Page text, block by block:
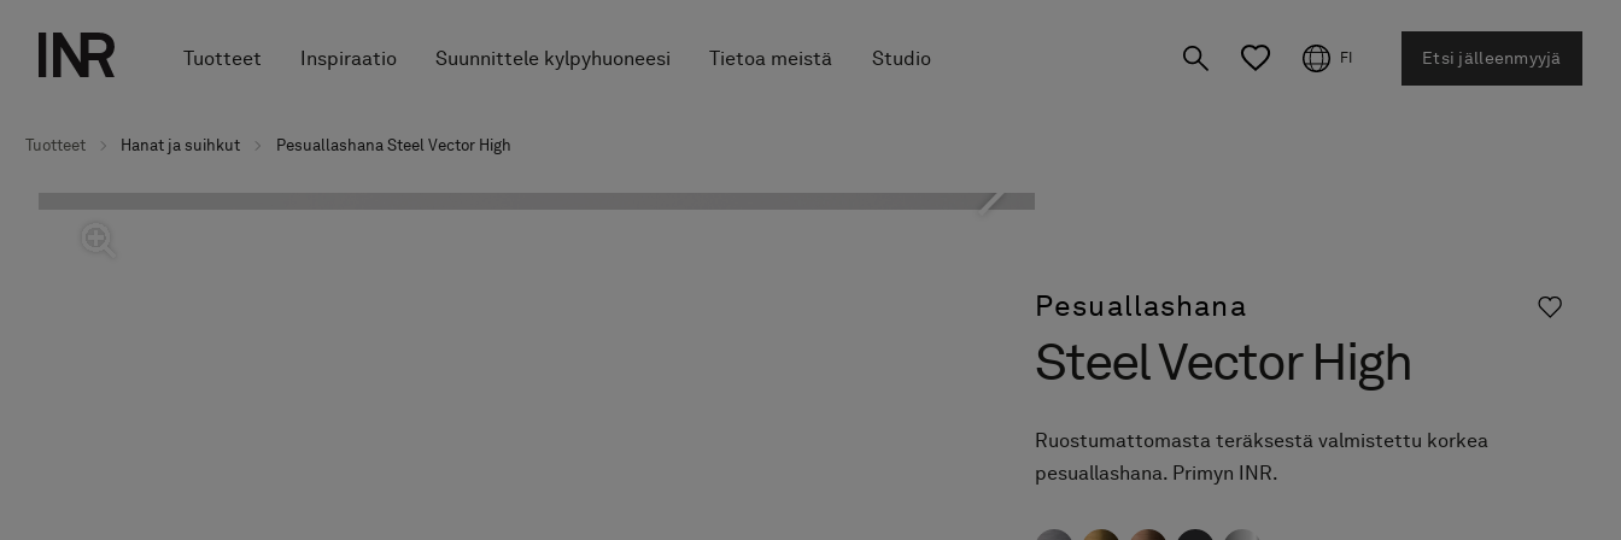
Tuotteet Inspiraatio Suunnittele kylpyhuoneesi Tietoa meistä Studio FI Etsi jälleenmyyjä
Tuotteet Hanat ja suihkut Pesuallashana Steel Vector High
Pesuallashana
Steel Vector High
Ruostumattomasta teräksestä valmistettu korkea
pesuallashana. Primyn INR.